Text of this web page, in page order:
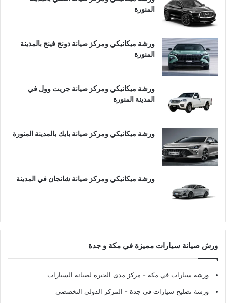
المنورة
ورشة ميكانيكي ومركز صيانة دونج فينج بالمدينة
المنورة
ورشة ميكانيكي ومركز صيانة جريت وول في
المدينة المنورة
ورشة ميكانيكي ومركز صيانة بايك بالمدينة المنورة
ورشة ميكانيكي ومركز صيانة شانجان في المدينة
ورش صيانة سيارات مميزة في مكة و جدة
ورشة سيارات في مكة - مركز مدى الخبرة لصيانة السيارات
ورشة تصليح سيارات في جدة - المركز الدولي التخصصي